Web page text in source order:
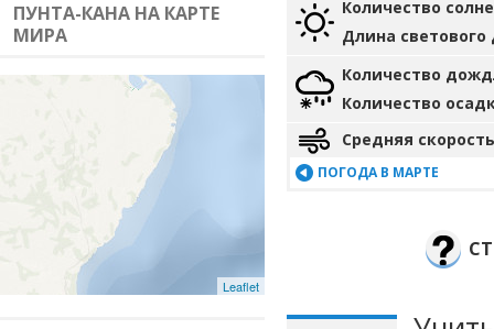
ПУНТА-КАНА НА КАРТЕ
МИРА
Leaflet
Количество
Длина светового
Количество
Количество
Средняя
ПОГОДА В МАРТЕ